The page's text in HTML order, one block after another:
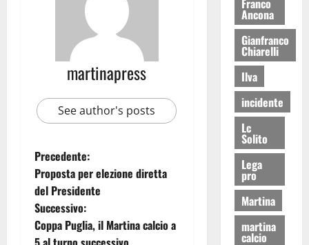
martinapress
See author's posts
Precedente:
Proposta per elezione diretta
del Presidente
Successivo:
Coppa Puglia, il Martina calcio a
Franco
Ancona
Gianfranco
Chiarelli
Ilva
incidente
Lc
Solito
Lega
pro
Martina
martina
calcio